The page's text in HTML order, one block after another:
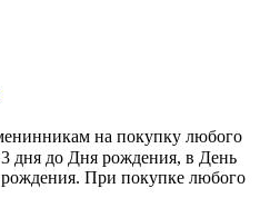
на покупку любого
дня до Дня рождения, в День
При покупке любого